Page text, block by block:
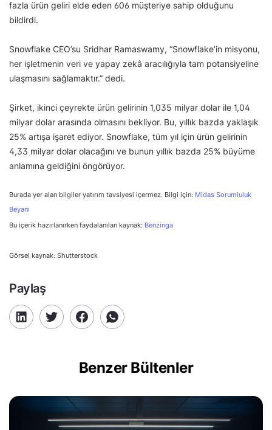
fazla ürün geliri elde eden 606 müşteriye sahip olduğunu
bildirdi.
Snowflake CEO’su Sridhar Ramaswamy, “Snowflake’in misyonu,
her işletmenin veri ve yapay zekâ aracılığıyla tam potansiyeline
ulaşmasını sağlamaktır.” dedi.
Şirket, ikinci çeyrekte ürün gelirinin 1,035 milyar dolar ile 1,04
milyar dolar arasında olmasını bekliyor. Bu, yıllık bazda yaklaşık
25% artışa işaret ediyor. Snowflake, tüm yıl için ürün gelirinin
4,33 milyar dolar olacağını ve bunun yıllık bazda 25% büyüme
anlamına geldiğini öngörüyor.
Burada yer alan bilgiler yatırım tavsiyesi içermez. Bilgi için: Midas Sorumluluk
Beyanı
Bu içerik hazırlanırken faydalanılan kaynak: Benzinga
Görsel kaynak: Shutterstock
Paylaş
Benzer Bültenler